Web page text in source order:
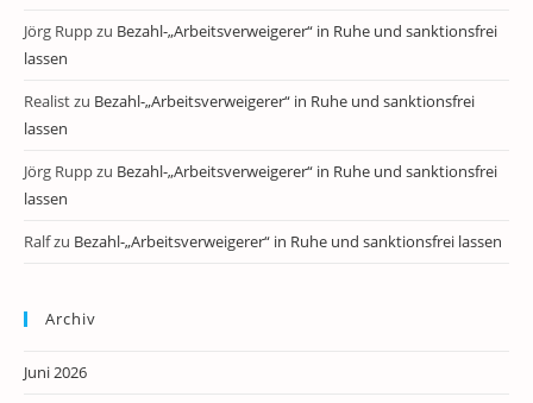
Jörg Ruppzu Bezahl-„Arbeitsverweigerer“ in Ruhe und sanktionsfrei
lassen
Realistzu Bezahl-„Arbeitsverweigerer“ in Ruhe und sanktionsfrei
lassen
Jörg Ruppzu Bezahl-„Arbeitsverweigerer“ in Ruhe und sanktionsfrei
lassen
Ralfzu Bezahl-„Arbeitsverweigerer“ in Ruhe und sanktionsfrei lassen
Archiv
Juni 2026